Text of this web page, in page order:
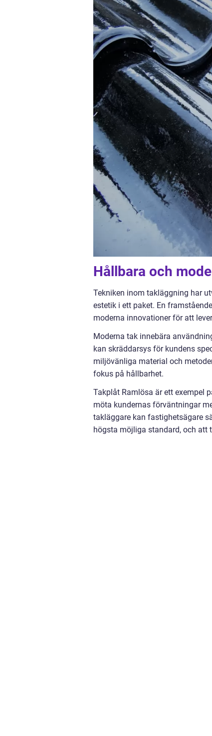
Hållbara och
Tekniken inom takläggning har
estetik i ett paket. En
moderna innovationer för att
Moderna tak innebära
kan skräddarsys för kundens
miljövänliga material och
fokus på hållbarhet.
Takplåt Ramlösa är ett exempel
möta kundernas förväntningar
takläggare kan fastighetsägare
högsta möjliga standard, och att